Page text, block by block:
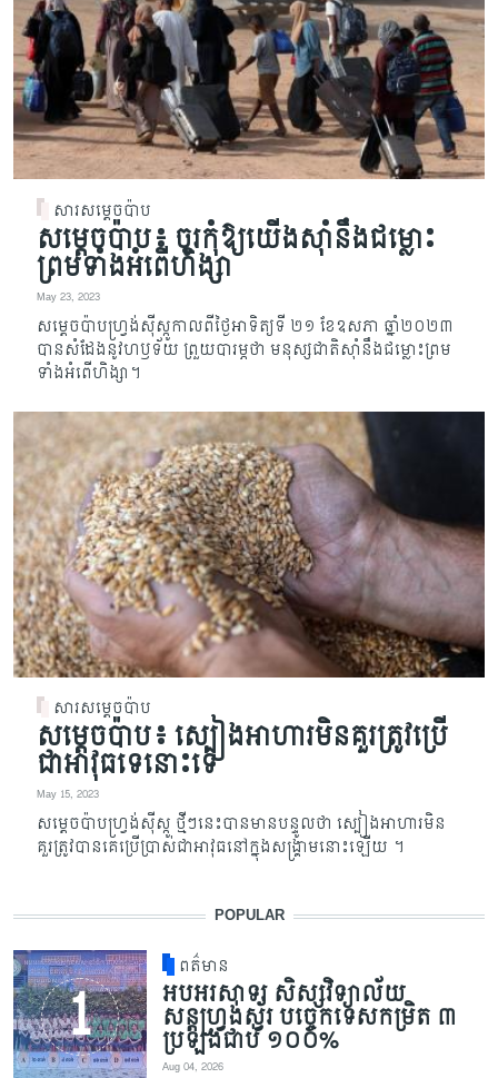
សារសម្តេចប៉ាប
សម្តេចប៉ាប៖ ចូរកុំឱ្យយើងស៊ាំនឹងជម្លោះ
ព្រមទាំងអំពើហិង្សា
May 23, 2023
សម្តេចប៉ាបហ្រ្វង់ស៊ីស្កូកាលពីថ្ងៃអាទិត្យទី ២១ ខែឧសភា ឆ្នាំ​២០២៣
បានសំដែងនូវហឫទ័យ ព្រួយបា​រម្ភ​ថា មនុស្សជាតិស៊ាំនឹងជម្លោះព្រម
ទាំងអំពើហិង្សា។
សារសម្តេចប៉ាប
សម្តេចប៉ាប៖ ស្បៀងអាហារមិនគួរត្រូវប្រើ
ជាអាវុធទេនោះទេ
May 15, 2023
សម្តេចប៉ាបហ្រ្វង់ស៊ីស្កូ ថ្មីៗនេះបានមានបន្ទូលថា ស្បៀងអាហារមិន
គួរត្រូវបានគេប្រើប្រាស់ជាអាវុធនៅក្នុងសង្រ្គាមនោះឡើយ ។
POPULAR
ពត៌មាន
អបអរសាទរ សិស្សវិទ្យាល័យ
សន្តហ្វ្រង់ស្វ័រ បច្ចេកទេសកម្រិត ៣
ប្រឡងជាប់ ១០០%
Aug 04, 2026